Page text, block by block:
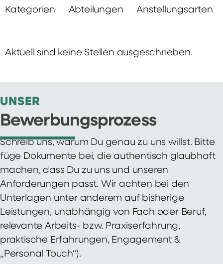
Kategorien Abteilungen Anstellungsarten
Aktuell sind keine Stellen ausgeschrieben.
UNSER
Bewerbungsprozess
Schreib uns, warum Du genau zu uns willst. Bitte
füge Dokumente bei, die authentisch glaubhaft
machen, dass Du zu uns und unseren
Anforderungen passt. Wir achten bei den
Unterlagen unter anderem auf bisherige
Leistungen, unabhängig von Fach oder Beruf,
relevante Arbeits- bzw. Praxiserfahrung,
praktische Erfahrungen, Engagement &
„Personal Touch“).